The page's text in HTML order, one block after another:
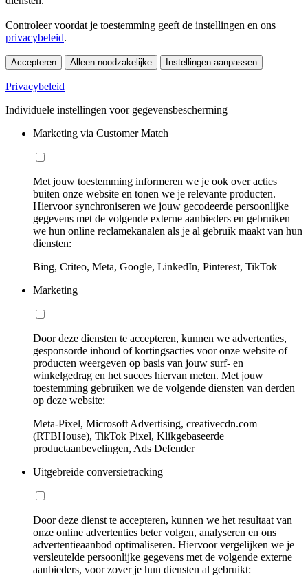
Controleer voordat je toestemming geeft de instellingen en ons
privacybeleid.
Accepteren Alleen noodzakelijke Instellingen aanpassen
Privacybeleid
Individuele instellingen voor gegevensbescherming
Marketing via Customer Match
Met jouw toestemming informeren we je ook over acties
buiten onze website en tonen we je relevante producten.
Hiervoor synchroniseren we jouw gecodeerde persoonlijke
gegevens met de volgende externe aanbieders en gebruiken
we hun online reclamekanalen als je al gebruik maakt van hun
diensten:
Bing, Criteo, Meta, Google, LinkedIn, Pinterest, TikTok
Marketing
Door deze diensten te accepteren, kunnen we advertenties,
gesponsorde inhoud of kortingsacties voor onze website of
producten weergeven op basis van jouw surf- en
winkelgedrag en het succes hiervan meten. Met jouw
toestemming gebruiken we de volgende diensten van derden
op deze website:
Meta-Pixel, Microsoft Advertising, creativecdn.com
(RTBHouse), TikTok Pixel, Klikgebaseerde
productaanbevelingen, Ads Defender
Uitgebreide conversietracking
Door deze dienst te accepteren, kunnen we het resultaat van
onze online advertenties beter volgen, analyseren en ons
advertentieaanbod optimaliseren. Hiervoor vergelijken we je
versleutelde persoonlijke gegevens met de volgende externe
aanbieders, voor zover je hun diensten al gebruikt: